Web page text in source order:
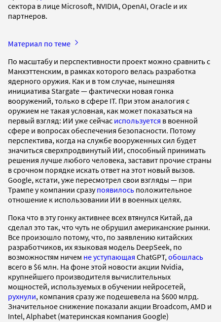
сектора в лице Microsoft, NVIDIA, OpenAI, Oracle и их
партнеров.
Материал по теме
По масштабу и перспективности проект можно сравнить с
Манхэттенским, в рамках которого велась разработка
ядерного оружия. Как и в том случае, нынешняя
инициатива Stargate — фактически новая гонка
вооружений, только в сфере IT. При этом аналогия с
оружием не такая условная, как может показаться на
первый взгляд: ИИ уже сейчас используется в военной
сфере и вопросах обеспечения безопасности. Потому
перспектива, когда на службе вооруженных сил будет
значиться сверхпродвинутый ИИ, способный принимать
решения лучше любого человека, заставит прочие страны
в срочном порядке искать ответ на этот новый вызов.
Google, кстати, уже пересмотрел свои взгляды — при
Трампе у компании сразупоявилось положительное
отношение к использовании ИИ в военных целях.
Пока что в эту гонку активнее всех втянулся Китай, да
сделал это так, что чуть не обрушил американские рынки.
Все произошло потому, что, по заявлению китайских
разработчиков, их языковая модель DeepSeek, по
возможностям ничем не уступающая ChatGPT,обошлась
всего в $6 млн. На фоне этой новости акции Nvidia,
крупнейшего производителя вычислительных
мощностей, используемых в обучении нейросетей,
рухнули, компания сразу же подешевела на $600 млрд.
Значительное снижение показали акции Broadcom, AMD и
Intel, Alphabet (материнская компания Google)